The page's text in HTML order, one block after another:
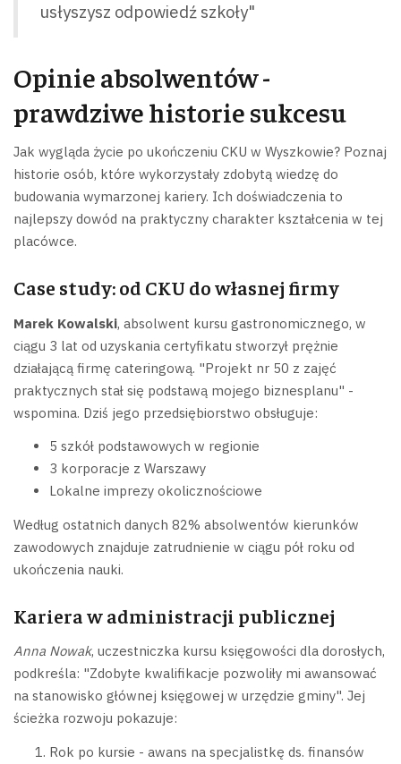
usłyszysz odpowiedź szkoły"
Opinie absolwentów -
prawdziwe historie sukcesu
Jak wygląda życie po ukończeniu CKU w Wyszkowie? Poznaj
historie osób, które wykorzystały zdobytą wiedzę do
budowania wymarzonej kariery. Ich doświadczenia to
najlepszy dowód na praktyczny charakter kształcenia w tej
placówce.
Case study: od CKU do własnej firmy
Marek Kowalski, absolwent kursu gastronomicznego, w
ciągu 3 lat od uzyskania certyfikatu stworzył prężnie
działającą firmę cateringową. "Projekt nr 50 z zajęć
praktycznych stał się podstawą mojego biznesplanu" -
wspomina. Dziś jego przedsiębiorstwo obsługuje:
5 szkół podstawowych w regionie
3 korporacje z Warszawy
Lokalne imprezy okolicznościowe
Według ostatnich danych 82% absolwentów kierunków
zawodowych znajduje zatrudnienie w ciągu pół roku od
ukończenia nauki.
Kariera w administracji publicznej
Anna Nowak, uczestniczka kursu księgowości dla dorosłych,
podkreśla: "Zdobyte kwalifikacje pozwoliły mi awansować
na stanowisko głównej księgowej w urzędzie gminy". Jej
ścieżka rozwoju pokazuje:
Rok po kursie - awans na specjalistkę ds. finansów